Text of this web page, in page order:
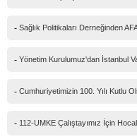
- Sağlık Politikaları Derneğinden
- Yönetim Kurulumuz'dan İstanbul
- Cumhuriyetimizin 100. Yılı Kutlu
- 112-UMKE Çalıştayımız İçin